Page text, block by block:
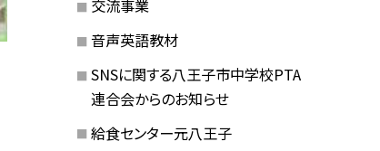
交流事業
音声英語教材
SNSに関する八王子市中学校PTA
連合会からのお知らせ
給食センター元八王子